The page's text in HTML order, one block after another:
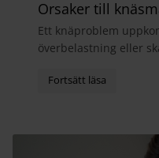
Orsaker till
Ett knäproblem
överbelastning eller
som blir sk...